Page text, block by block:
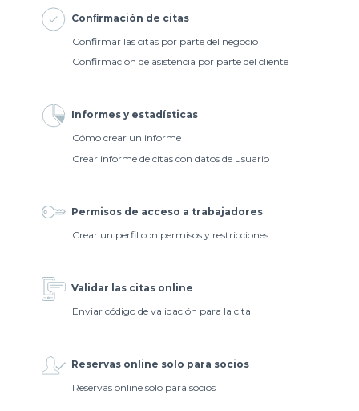
Conﬁrmación de citas
Confirmar las citas por parte del negocio
Confirmación de asistencia por parte del cliente
Informes y estadísticas
Cómo crear un informe
Crear informe de citas con datos de usuario
Permisos de acceso a trabajadores
Crear un perfil con permisos y restricciones
Validar las citas online
Enviar código de validación para la cita
Reservas online solo para socios
Reservas online solo para socios